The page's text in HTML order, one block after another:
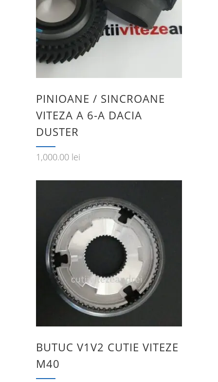
PINIOANE / SINCROANE
VITEZA A 6-A DACIA
DUSTER
1,000.00 lei
BUTUC V1V2 CUTIE VITEZE
M40